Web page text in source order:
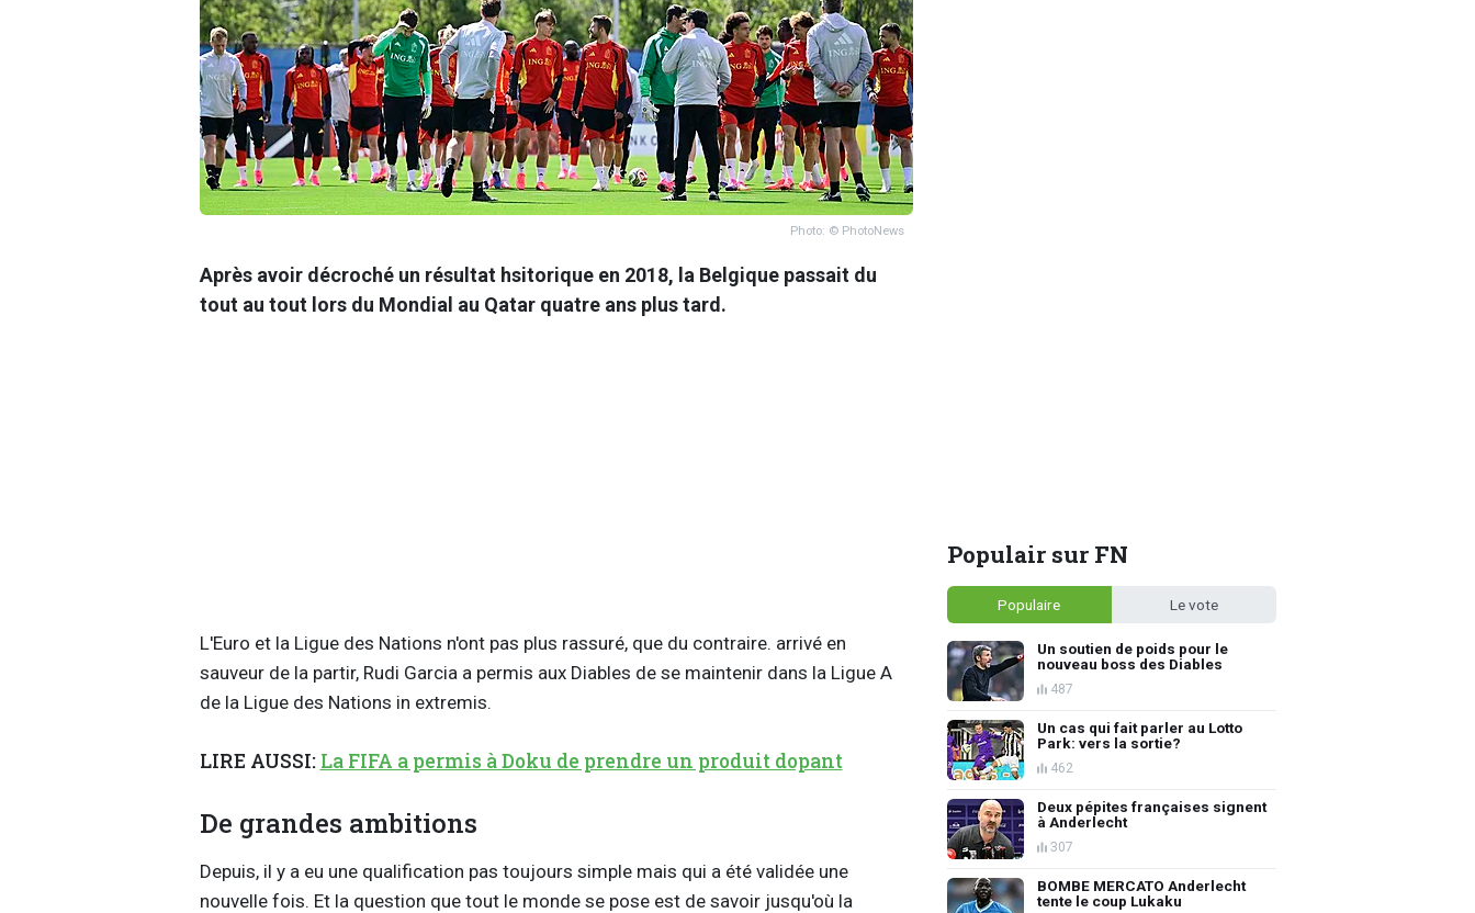
Photo: © PhotoNews
Après avoir décroché un résultat hsitorique en 2018, la Belgique passait du
tout au tout lors du Mondial au Qatar quatre ans plus tard.
L'Euro et la Ligue des Nations n'ont pas plus rassuré, que du contraire. arrivé en
sauveur de la partir, Rudi Garcia a permis aux Diables de se maintenir dans la Ligue A
de la Ligue des Nations in extremis.
LIRE AUSSI: La FIFA a permis à Doku de prendre un produit dopant
De grandes ambitions
Depuis, il y a eu une qualification pas toujours simple mais qui a été validée une
nouvelle fois. Et la question que tout le monde se pose est de savoir jusqu'où la
Populair sur FN
Populaire Le vote
Un soutien de poids pour le
nouveau boss des Diables
487
Un cas qui fait parler au Lotto
Park: vers la sortie?
462
Deux pépites françaises signent
à Anderlecht
307
BOMBE MERCATO Anderlecht
tente le coup Lukaku